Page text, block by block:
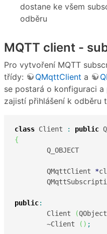
dostane ke všem
odběru
MQTT client -
Pro vytvoření MQTT
třídy:
QMqttClient a
se postará o konfiguraci
zajistí přihlášení k odběru
class Client : public
{
	QMqttClient
*
public:
	Client
(QObject
	~Client
( ) ;